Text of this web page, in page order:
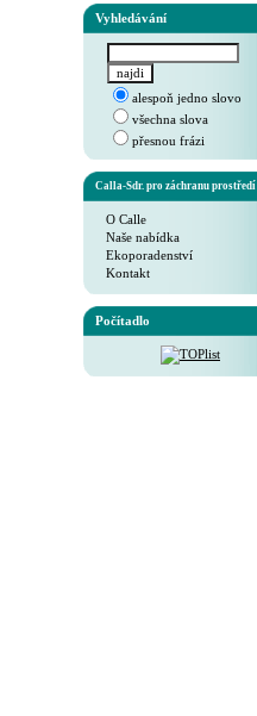
Vyhledávání
alespoň jedno slovo
všechna slova
přesnou frázi
Calla-Sdr. pro záchranu prostředí
O Calle
Naše nabídka
Ekoporadenství
Kontakt
Počítadlo